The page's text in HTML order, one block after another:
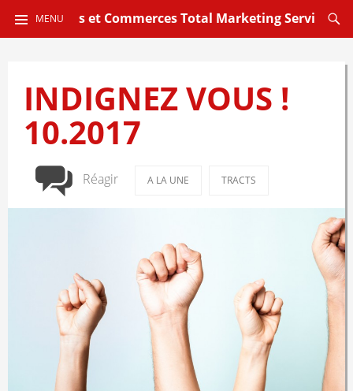
CGT Sièges et Commerces Total Marketing Services
MENU
AU
INDIGNEZ VOUS !
10.2017
Réagir A LA UNE TRACTS